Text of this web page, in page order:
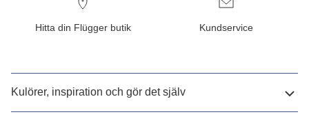
Hitta din Flügger butik Kundservice
Kulörer, inspiration och gör det själv